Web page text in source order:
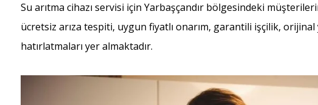
Su arıtma cihazı servisi için Yarbaşçandır bölgesindeki
ücretsiz arıza tespiti, uygun fiyatlı onarım, garantili işçilik,
hatırlatmaları yer almaktadır.